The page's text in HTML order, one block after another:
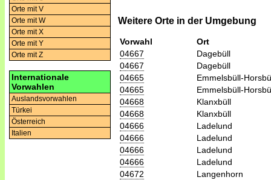
Orte mit V
Orte mit W
Orte mit X
Orte mit Y
Orte mit Z
Internationale
Vorwahlen
Auslandsvorwahlen
Türkei
Österreich
Italien
Weitere Orte in der Umgebung
Vorwahl
Ort
04667
Dagebüll
04667
Dagebüll
04665
Emmelsbüll-
04665
Emmelsbüll-
04668
Klanxbüll
04668
Klanxbüll
04666
Ladelund
04666
Ladelund
04666
Ladelund
04666
Ladelund
04672
Langenhorn